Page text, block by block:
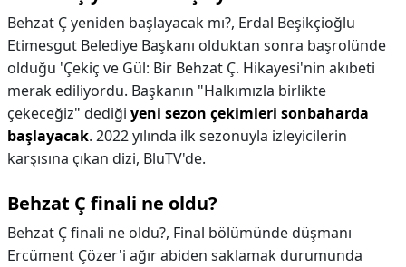
Behzat Ç yeniden başlayacak mı?, Erdal Beşikçioğlu
Etimesgut Belediye Başkanı olduktan sonra başrolünde
olduğu 'Çekiç ve Gül: Bir Behzat Ç. Hikayesi'nin akıbeti
merak ediliyordu. Başkanın "Halkımızla birlikte
çekeceğiz" dediği yeni sezon çekimleri sonbaharda
başlayacak. 2022 yılında ilk sezonuyla izleyicilerin
karşısına çıkan dizi, BluTV'de.
Behzat Ç finali ne oldu?
Behzat Ç finali ne oldu?, Final bölümünde düşmanı
Ercüment Çözer'i ağır abiden saklamak durumunda